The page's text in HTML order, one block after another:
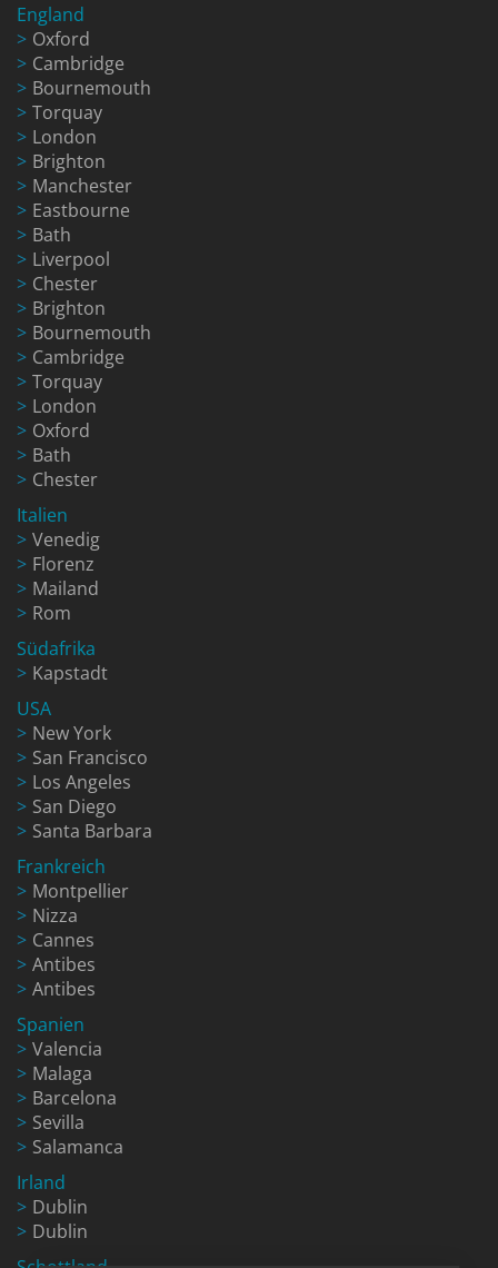
England
Oxford
Cambridge
Bournemouth
Torquay
London
Brighton
Manchester
Eastbourne
Bath
Liverpool
Chester
Brighton
Bournemouth
Cambridge
Torquay
London
Oxford
Bath
Chester
Italien
Venedig
Florenz
Mailand
Rom
Südafrika
Kapstadt
USA
New York
San Francisco
Los Angeles
San Diego
Santa Barbara
Frankreich
Montpellier
Nizza
Cannes
Antibes
Antibes
Spanien
Valencia
Malaga
Barcelona
Sevilla
Salamanca
Irland
Dublin
Dublin